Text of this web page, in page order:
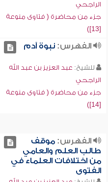
الراجحي
جزء من محاضرة ( فتاوى منوعة
[13])
الفهرس:نبوة آدم
للشيخ: عبد العزيز بن عبد الله
الراجحي
جزء من محاضرة ( فتاوى منوعة
[14])
الفهرس:موقف
طالب العلم والعامي
من اختلافات العلماء في
الفتوى